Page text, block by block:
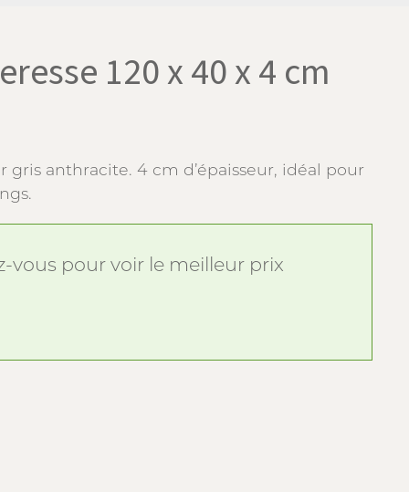
120 x 40 x 4 cm
gris anthracite. 4 cm d’épaisseur, idéal pour
vous pour voir le meilleur prix